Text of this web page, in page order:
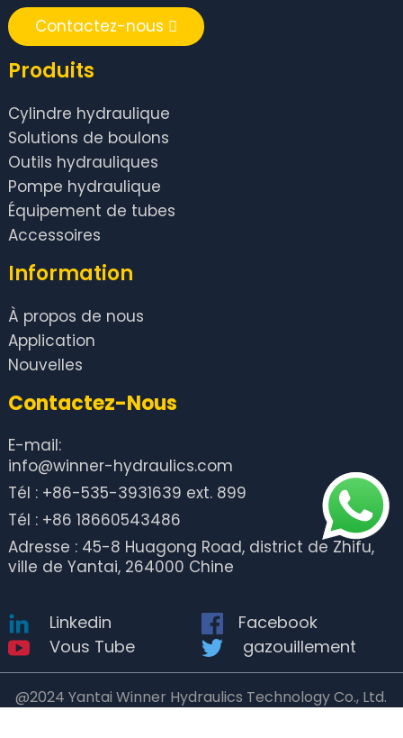
Contactez-nous
Produits
Cylindre hydraulique
Solutions de boulons
Outils hydrauliques
Pompe hydraulique
Équipement de tubes
Accessoires
Information
À propos de nous
Application
Nouvelles
Contactez-Nous
E-mail:
info@winner-hydraulics.com
Tél : +86-535-3931639 ext. 899
Tél : +86 18660543486
Adresse : 45-8 Huagong Road, district de Zhifu,
ville de Yantai, 264000 Chine
Linkedin
Facebook
Vous Tube
gazouillement
@2024 Yantai Winner Hydraulics Technology Co., Ltd.